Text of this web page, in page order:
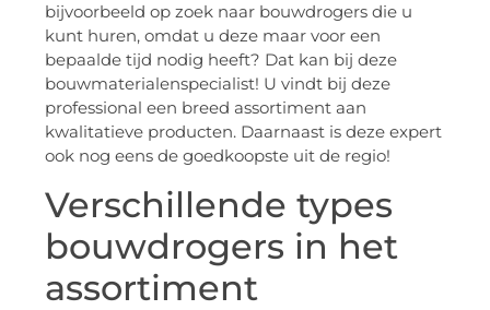
bijvoorbeeld op zoek naar bouwdrogers die u
kunt huren, omdat u deze maar voor een
bepaalde tijd nodig heeft? Dat kan bij deze
bouwmaterialenspecialist! U vindt bij deze
professional een breed assortiment aan
kwalitatieve producten. Daarnaast is deze expert
ook nog eens de goedkoopste uit de regio!
Verschillende types
bouwdrogers in het
assortiment